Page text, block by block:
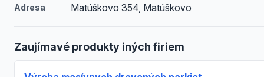
Adresa Matúškovo 354, Matúškovo
Zaujímavé produkty iných firiem